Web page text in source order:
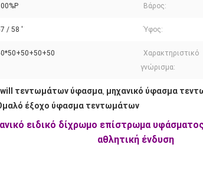
Βάρος:
/ 58 ' Ύφος:
Χαρακτηριστικό
γνώρισμα:
τεντωμάτων ύφασμα, μηχανικό ύφασμα
έξοχο ύφασμα τεντωμάτων
ειδικό δίχρωμο επίστρωμα
αθλητική ένδυση